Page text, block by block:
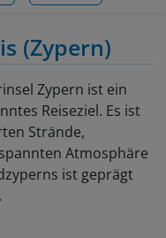
(Zypern)
Zypern ist ein
Reiseziel. Es ist
Strände,
Atmosphäre
ist geprägt